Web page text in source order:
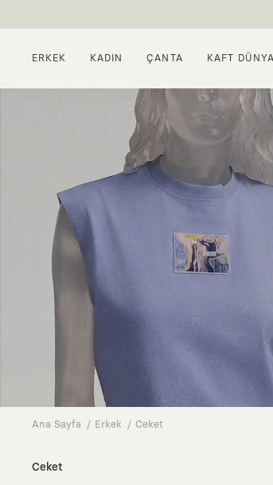
ERKEK KADIN ÇANTA KAFT
Ana Sayfa Erkek Ceket
Ceket